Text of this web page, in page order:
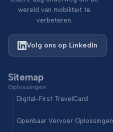
wereld van mobiliteit te
verbeteren.
Volg ons op LinkedIn
Sitemap
Oplossingen
Digital-First TravelCard
Openbaar Vervoer Oplossingen